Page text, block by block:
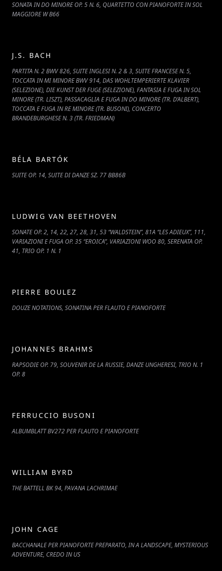
SONATA IN DO MINORE OP. 5 N. 6, QUARTETTO CON PIANOFORTE IN SOL
MAGGIORE W B66
J.S. BACH
PARTITA N. 2 BWV 826, SUITE INGLESI N. 2 & 3, SUITE FRANCESE N. 5,
TOCCATA IN MI MINORE BWV 914, DAS WOHLTEMPERIERTE KLAVIER
(SELEZIONE), DIE KUNST DER FUGE (SELEZIONE), FANTASIA E FUGA IN SOL
MINORE (TR. LISZT), PASSACAGLIA E FUGA IN DO MINORE (TR. D’ALBERT),
TOCCATA E FUGA IN RE MINORE (TR. BUSONI), CONCERTO
BRANDEBURGHESE N. 3 (TR. FRIEDMAN)
BÉLA BARTÓK
SUITE OP. 14, SUITE DI DANZE SZ. 77 BB86B
LUDWIG VAN BEETHOVEN
SONATE OP. 2, 14, 22, 27, 28, 31, 53 “WALDSTEIN”, 81A “LES ADIEUX”, 111,
VARIAZIONI E FUGA OP. 35 “EROICA”, VARIAZIONI WOO 80, SERENATA OP.
41, TRIO OP. 1 N. 1
PIERRE BOULEZ
DOUZE NOTATIONS, SONATINA PER FLAUTO E PIANOFORTE
JOHANNES BRAHMS
RAPSODIE OP. 79, SOUVENIR DE LA RUSSIE, DANZE UNGHERESI, TRIO N. 1
OP. 8
FERRUCCIO BUSONI
ALBUMBLATT BV272 PER FLAUTO E PIANOFORTE
WILLIAM BYRD
THE BATTELL BK 94, PAVANA LACHRIMAE
JOHN CAGE
BACCHANALE PER PIANOFORTE PREPARATO, IN A LANDSCAPE, MYSTERIOUS
ADVENTURE, CREDO IN US